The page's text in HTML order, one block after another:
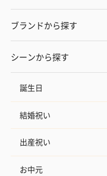
ブランドから探す
シーンから探す
誕生日
結婚祝い
出産祝い
お中元